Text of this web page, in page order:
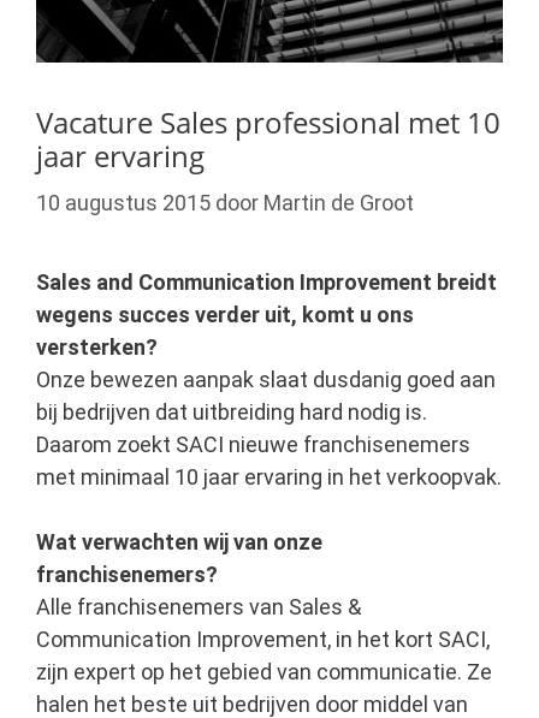
Vacature Sales professional met 10
jaar ervaring
10 augustus 2015 door Martin de Groot
Sales and Communication Improvement breidt
wegens succes verder uit, komt u ons
versterken?
Onze bewezen aanpak slaat dusdanig goed aan
bij bedrijven dat uitbreiding hard nodig is.
Daarom zoekt SACI nieuwe franchisenemers
met minimaal 10 jaar ervaring in het verkoopvak.
Wat verwachten wij van onze
franchisenemers?
Alle franchisenemers van Sales &
Communication Improvement, in het kort SACI,
zijn expert op het gebied van communicatie. Ze
halen het beste uit bedrijven door middel van